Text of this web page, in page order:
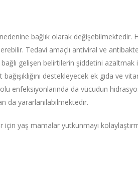
bağlık olarak değişebilmektedir.
Tedavi amaçlı antiviral ve
gelişen belirtilerin şiddetini
destekleyecek ek gıda ve
enfeksiyonlarında da vücudun
da yararlanılabilmektedir.
yaş mamalar yutkunmayı